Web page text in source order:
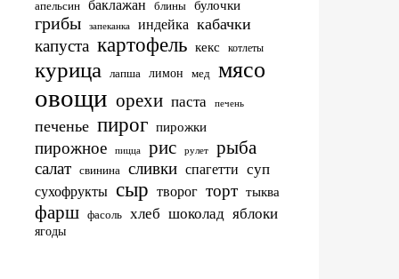
апельсин баклажан блины булочки
грибы запеканка индейка кабачки
капуста картофель кекс котлеты
курица лапша лимон мед мясо
овощи орехи паста печень
печенье пирог пирожки
пирожное пицца рис рулет рыба
салат свинина сливки спагетти суп
сухофрукты сыр творог торт тыква
фарш фасоль хлеб шоколад яблоки
ягоды